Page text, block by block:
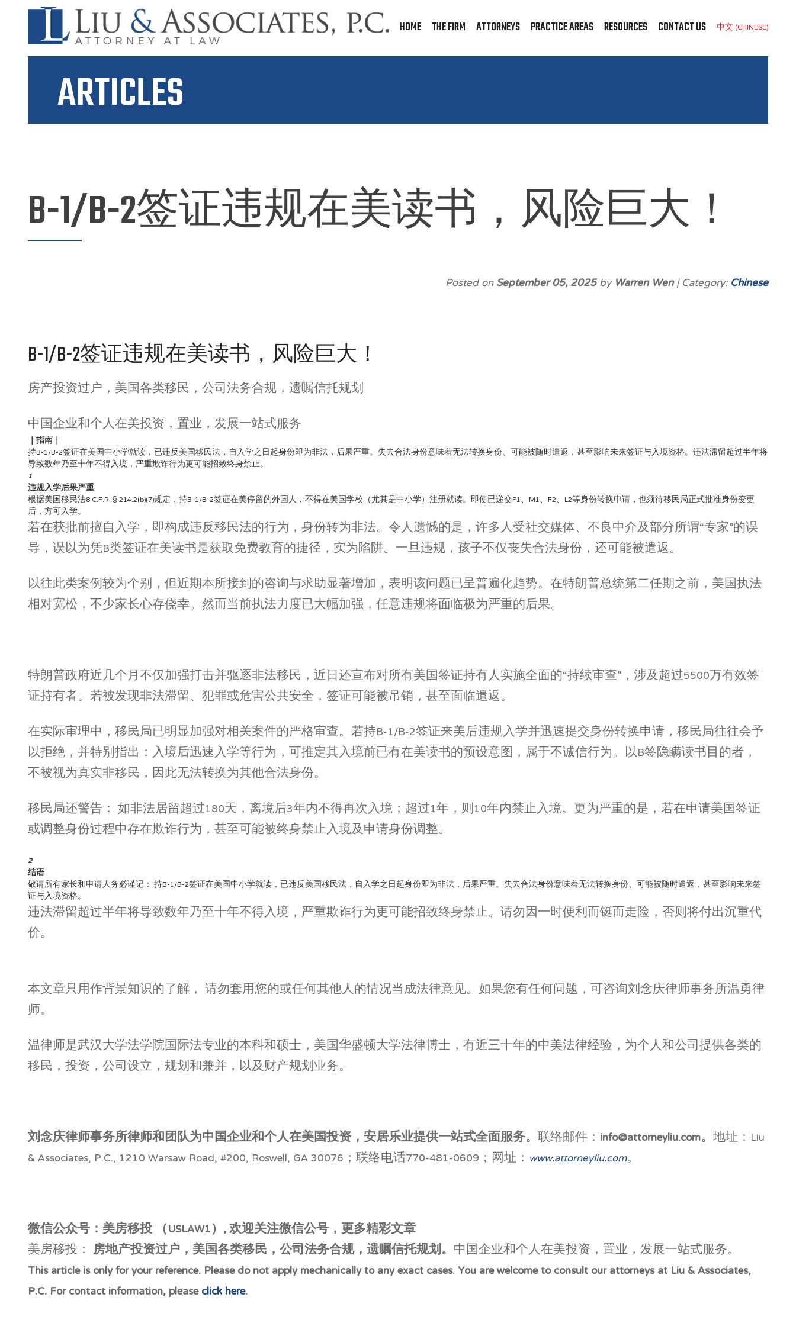
HOME THE FIRM ATTORNEYS PRACTICE AREAS RESOURCES CONTACT US 中文 (CHINESE)
ARTICLES
B-1/B-2签证违规在美读书，风险巨大！
Posted onSeptember 05, 2025byWarren Wen| Category:Chinese
B-1/B-2签证违规在美读书，风险巨大！
房产投资过户，美国各类移民，公司法务合规，遗嘱信托规划
中国企业和个人在美投资，置业，发展一站式服务
｜ 指南 ｜
持B-1/B-2签证在美国中小学就读，已违反美国移民法，自入学之日起身份即为非法，后果严重。失去合法身份意味着无法转换身份、可能被随时遣返，甚至影响未来签证与入境资格。违法滞留超过半年将
导致数年乃至十年不得入境，严重欺诈行为更可能招致终身禁止。
1
违规入学后果严重
根据美国移民法8 C.F.R. § 214.2(b)(7)规定，持B-1/B-2签证在美停留的外国人，不得在美国学校（尤其是中小学）注册就读。即使已递交F1、M1、F2、L2等身份转换申请，也须待移民局正式批准身份变更
后，方可入学。
若在获批前擅自入学，即构成违反移民法的行为，身份转为非法。令人遗憾的是，许多人受社交媒体、不良中介及部分所谓“专家”的误
导，误以为凭B类签证在美读书是获取免费教育的捷径，实为陷阱。一旦违规，孩子不仅丧失合法身份，还可能被遣返。
以往此类案例较为个别，但近期本所接到的咨询与求助显著增加，表明该问题已呈普遍化趋势。在特朗普总统第二任期之前，美国执法
相对宽松，不少家长心存侥幸。然而当前执法力度已大幅加强，任意违规将面临极为严重的后果。
特朗普政府近几个月不仅加强打击并驱逐非法移民，近日还宣布对所有美国签证持有人实施全面的“持续审查”，涉及超过5500万有效签
证持有者。若被发现非法滞留、犯罪或危害公共安全，签证可能被吊销，甚至面临遣返。
在实际审理中，移民局已明显加强对相关案件的严格审查。若持B-1/B-2签证来美后违规入学并迅速提交身份转换申请，移民局往往会予
以拒绝，并特别指出：入境后迅速入学等行为，可推定其入境前已有在美读书的预设意图，属于不诚信行为。以B签隐瞒读书目的者，
不被视为真实非移民，因此无法转换为其他合法身份。
移民局还警告： 如非法居留超过180天，离境后3年内不得再次入境；超过1年，则10年内禁止入境。更为严重的是，若在申请美国签证
或调整身份过程中存在欺诈行为，甚至可能被终身禁止入境及申请身份调整。
2
结语
敬请所有家长和申请人务必谨记： 持B-1/B-2签证在美国中小学就读，已违反美国移民法，自入学之日起身份即为非法，后果严重。失去合法身份意味着无法转换身份、可能被随时遣返，甚至影响未来签
证与入境资格。
违法滞留超过半年将导致数年乃至十年不得入境，严重欺诈行为更可能招致终身禁止。请勿因一时便利而铤而走险，否则将付出沉重代
价。
本文章只用作背景知识的了解， 请勿套用您的或任何其他人的情况当成法律意见。如果您有任何问题，可咨询刘念庆律师事务所温勇律
师。
温律师是武汉大学法学院国际法专业的本科和硕士，美国华盛顿大学法律博士，有近三十年的中美法律经验，为个人和公司提供各类的
移民，投资，公司设立，规划和兼并，以及财产规划业务。
刘念庆律师事务所律师和团队为中国企业和个人在美国投资，安居乐业提供一站式全面服务。 联络邮件： info@attorneyliu.com。 地址：Liu
& Associates, P.C., 1210 Warsaw Road, #200, Roswell, GA 30076；联络电话770-481-0609；网址： www.attorneyliu.com。
微信公众号：美房移投 （USLAW1）, 欢迎关注微信公号，更多精彩文章
美房移投： 房地产投资过户，美国各类移民，公司法务合规，遗嘱信托规划。 中国企业和个人在美投资，置业，发展一站式服务。
This article is only for your reference. Please do not apply mechanically to any exact cases. You are welcome to consult our attorneys at Liu & Associates,
P.C. For contact information, pleaseclick here.